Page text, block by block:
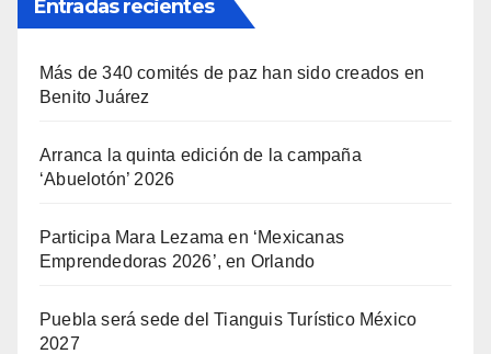
Entradas recientes
Más de 340 comités de paz han sido creados en
Benito Juárez
Arranca la quinta edición de la campaña
‘Abuelotón’ 2026
Participa Mara Lezama en ‘Mexicanas
Emprendedoras 2026’, en Orlando
Puebla será sede del Tianguis Turístico México
2027